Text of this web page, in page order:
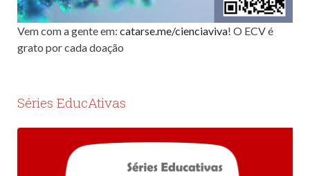
Vem com a gente em: catarse.me/cienciaviva! O ECV é
grato por cada doação
Séries EducAtivas